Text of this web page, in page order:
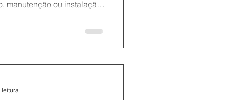
técnica
do seu equipamento.
leitura